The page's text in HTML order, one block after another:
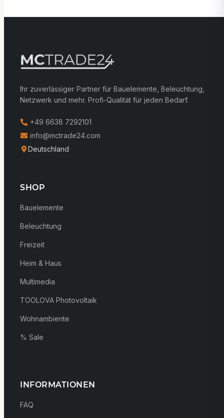
Ihr zuverlässiger Partner für Bauelemente, Beleuchtung,
Netzwerk und mehr. Profi-Qualität für jeden Bedarf.
+49 6638 7292101
info@mctrade24.com
Deutschland
SHOP
Bauelemente
Beleuchtung
Freizeit
Heim & Haus
Multimedia
TOOLOVA Photovoltaik
Wohnambiente
% Sale
INFORMATIONEN
FAQ